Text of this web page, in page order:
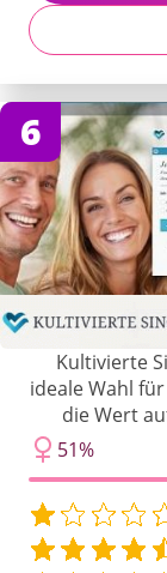
6
Kultivierte
ideale Wahl
die Wert
51%